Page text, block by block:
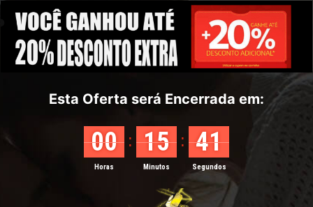
Esta Oferta será Encerrada em:
00
Horas
: 15
Minutos
: 40
Segundos